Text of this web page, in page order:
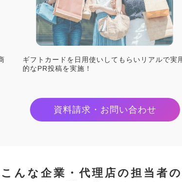
ギフトカードを日用使いしてもらいリアルで実
的なPR投稿を実施！
資料請求・お問い合わせ
こんな企業・代理店の担当者